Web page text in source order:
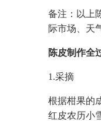
备注：以上
际市场、天
陈皮制作全
1.采摘
根据柑果的
红皮农历小